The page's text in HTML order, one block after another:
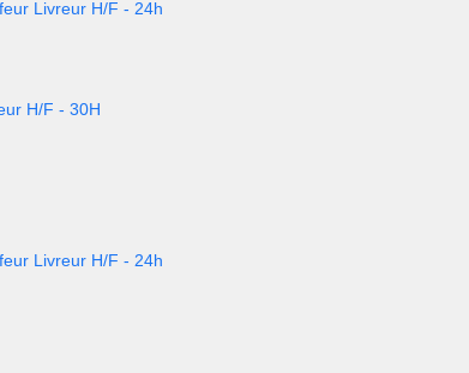
Livreur H/F - 24h
H/F - 30H
Livreur H/F - 24h